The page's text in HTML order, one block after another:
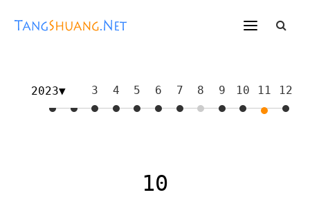
2023
1 3 4 5 6 7 8 9 10 11 12
10